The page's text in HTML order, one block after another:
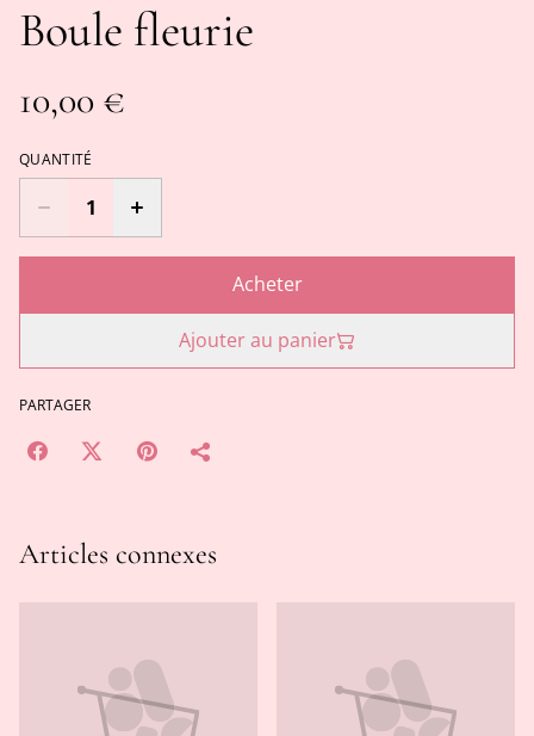
Boule fleurie
10,00 €
QUANTITÉ
Acheter
Ajouter au panier
PARTAGER
Articles connexes